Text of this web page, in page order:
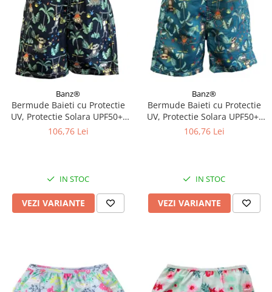
Banz®
Bermude Baieti cu Protectie
UV, Protectie Solara UPF50+,
Navy Jungle, Diverse marimi
106,76 Lei
IN STOC
VEZI VARIANTE
Banz®
Bermude Baieti cu Protectie
UV, Protectie Solara UPF50+,
Petrol Jungle, Diverse marimi
106,76 Lei
IN STOC
VEZI VARIANTE